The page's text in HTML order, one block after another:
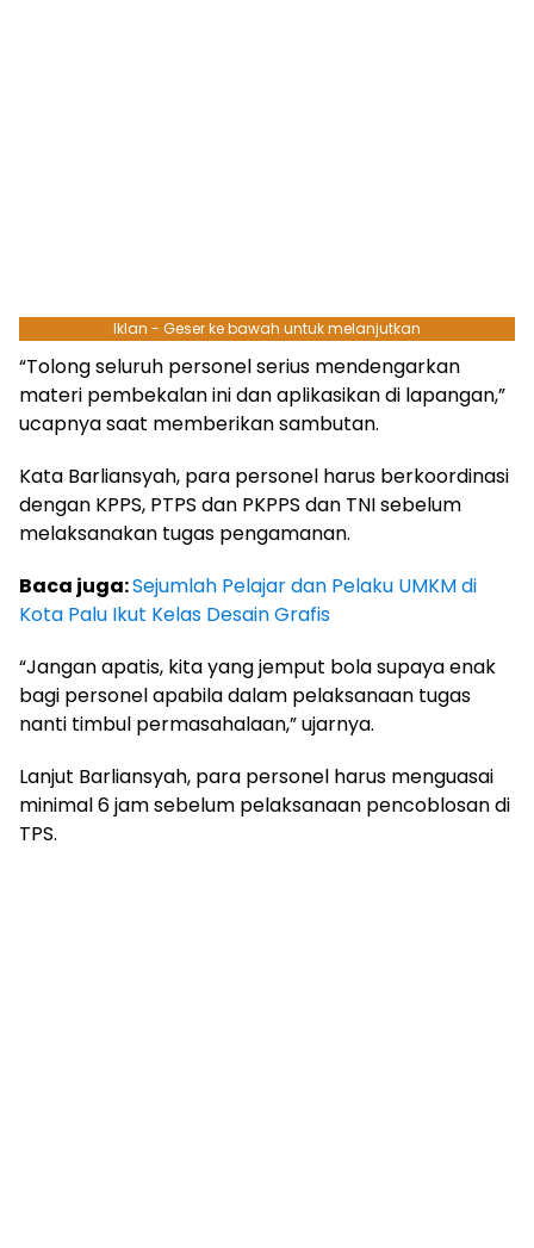
Iklan - Geser ke bawah untuk melanjutkan
“Tolong seluruh personel serius mendengarkan
materi pembekalan ini dan aplikasikan di lapangan,”
ucapnya saat memberikan sambutan.
Kata Barliansyah, para personel harus berkoordinasi
dengan KPPS, PTPS dan PKPPS dan TNI sebelum
melaksanakan tugas pengamanan.
Baca juga:Sejumlah Pelajar dan Pelaku UMKM di
Kota Palu Ikut Kelas Desain Grafis
“Jangan apatis, kita yang jemput bola supaya enak
bagi personel apabila dalam pelaksanaan tugas
nanti timbul permasahalaan,” ujarnya.
Lanjut Barliansyah, para personel harus menguasai
minimal 6 jam sebelum pelaksanaan pencoblosan di
TPS.